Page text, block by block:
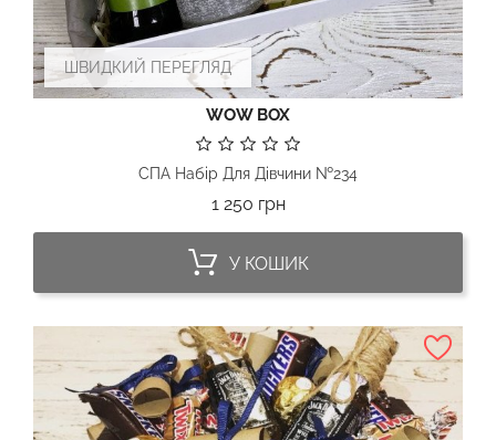
ШВИДКИЙ ПЕРЕГЛЯД
WOW BOX
СПА Набір Для Дівчини №234
1 250 грнЦіна
У КОШИК